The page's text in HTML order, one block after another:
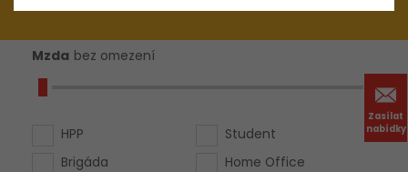
Zasílat
nabídky
Mzda bez omezení
HPP
Brigáda
Student
Home Office